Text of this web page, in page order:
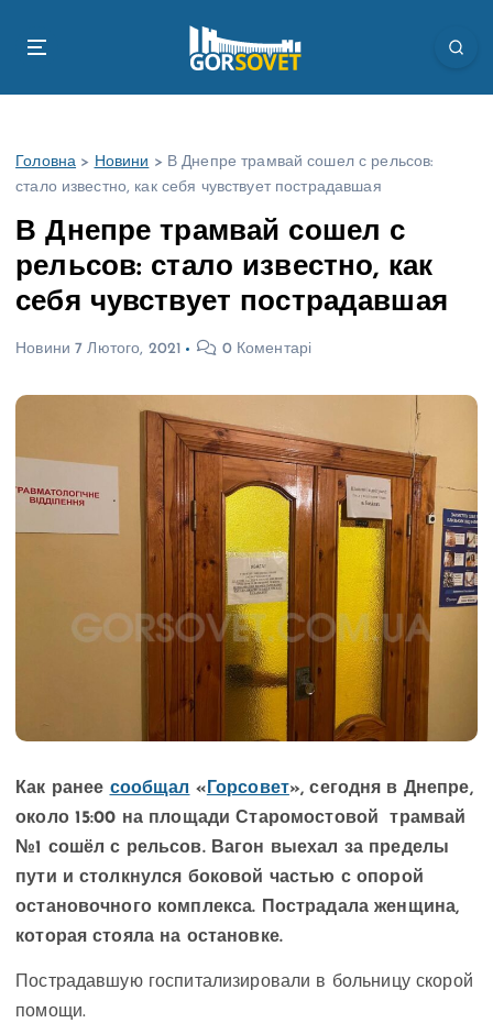
Головна > Новини > В Днепре трамвай сошел с рельсов:
стало известно, как себя чувствует пострадавшая
В Днепре трамвай сошел с
рельсов: стало известно, как
себя чувствует пострадавшая
Новини 7 Лютого, 2021 0 Коментарі
Как ранее сообщал « Горсовет», сегодня в Днепре,
около 15:00 на площади Старомостовой трамвай
№1 сошёл с рельсов. Вагон выехал за пределы
пути и столкнулся боковой частью с опорой
остановочного комплекса. Пострадала женщина,
которая стояла на остановке.
Пострадавшую госпитализировали в больницу скорой
помощи.